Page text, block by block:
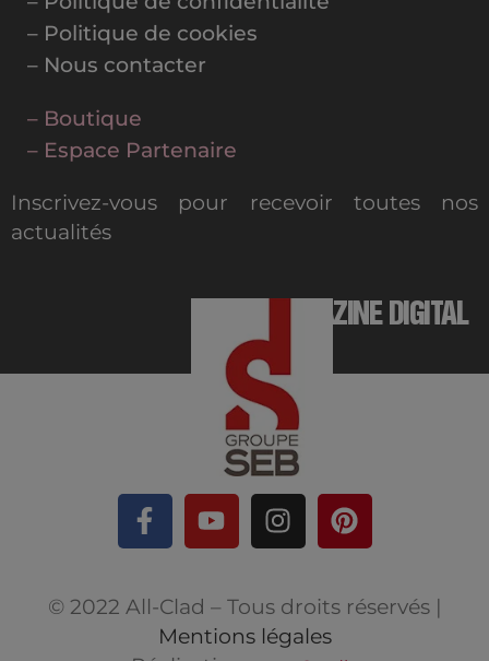
– Politique de cookies
– Nous contacter
– Boutique
– Espace Partenaire
Inscrivez-vous pour recevoir toutes nos
actualités
MAGAZINE DIGITAL
© 2022 All-Clad – Tous droits réservés |
Mentions légales